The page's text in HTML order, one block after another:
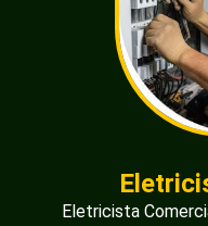
Eletricista